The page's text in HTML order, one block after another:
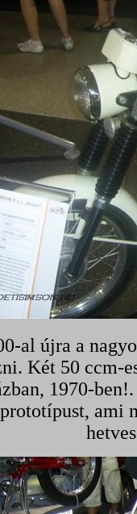
al újra a
Két 50 ccm-
1970-
ami